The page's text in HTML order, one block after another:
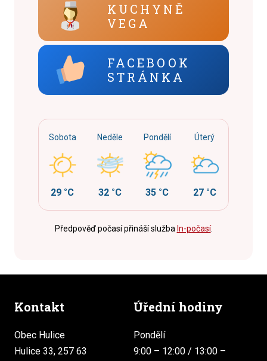
KUCHYNĚ
VEGA
FACEBOOK
STRÁNKA
Sobota
29 °C
Neděle
32 °C
Pondělí
35 °C
Úterý
27 °C
Předpověď počasí přináší služba In-počasí.
Kontakt
Obec Hulice
Hulice 33, 257 63
Úřední hodiny
Pondělí
9:00 – 12:00 / 13:00 –